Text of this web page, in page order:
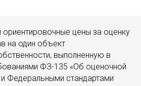
цены за оценку
на один объект
выполненную в
ФЗ-135 «Об оценочной
Федеральными стандартами